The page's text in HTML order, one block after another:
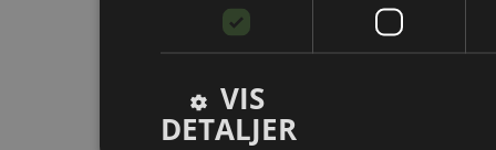
VIS
DETALJER